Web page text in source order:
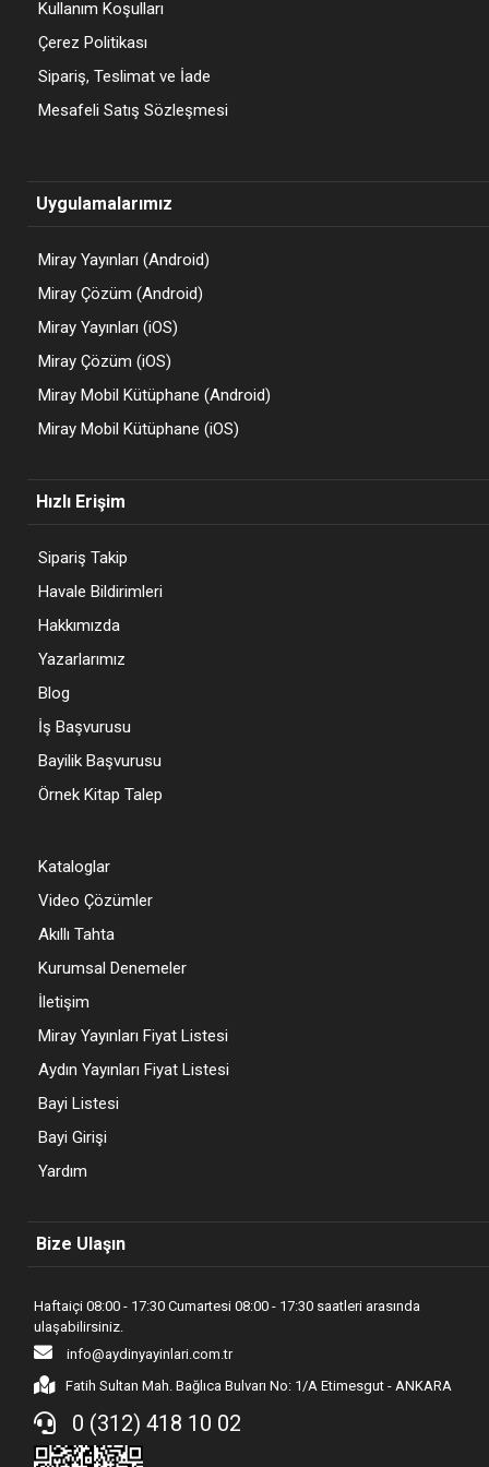
Kullanım Koşulları
Çerez Politikası
Sipariş, Teslimat ve İade
Mesafeli Satış Sözleşmesi
Uygulamalarımız
Miray Yayınları (Android)
Miray Çözüm (Android)
Miray Yayınları (iOS)
Miray Çözüm (iOS)
Miray Mobil Kütüphane (Android)
Miray Mobil Kütüphane (iOS)
Hızlı Erişim
Sipariş Takip
Havale Bildirimleri
Hakkımızda
Yazarlarımız
Blog
İş Başvurusu
Bayilik Başvurusu
Örnek Kitap Talep
Kataloglar
Video Çözümler
Akıllı Tahta
Kurumsal Denemeler
İletişim
Miray Yayınları Fiyat Listesi
Aydın Yayınları Fiyat Listesi
Bayi Listesi
Bayi Girişi
Yardım
Bize Ulaşın
Haftaiçi 08:00 - 17:30 Cumartesi 08:00 - 17:30 saatleri arasında
ulaşabilirsiniz.
info@aydinyayinlari.com.tr
Fatih Sultan Mah. Bağlıca Bulvarı No: 1/A Etimesgut - ANKARA
0 (312) 418 10 02